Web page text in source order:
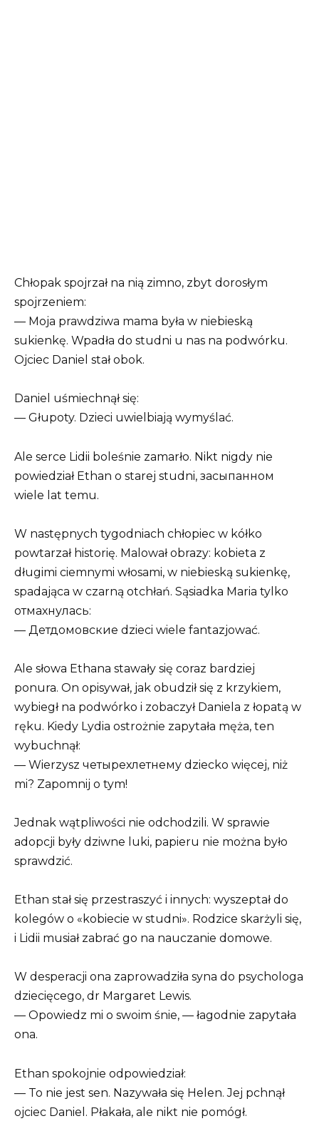
Chłopak spojrzał na nią zimno, zbyt dorosłym
spojrzeniem:
— Moja prawdziwa mama była w niebieską
sukienkę. Wpadła do studni u nas na podwórku.
Ojciec Daniel stał obok.
Daniel uśmiechnął się:
— Głupoty. Dzieci uwielbiają wymyślać.
Ale serce Lidii boleśnie zamarło. Nikt nigdy nie
powiedział Ethan o starej studni, засыпанном
wiele lat temu.
W następnych tygodniach chłopiec w kółko
powtarzał historię. Malował obrazy: kobieta z
długimi ciemnymi włosami, w niebieską sukienkę,
spadająca w czarną otchłań. Sąsiadka Maria tylko
отмахнулась:
— Детдомовские dzieci wiele fantazjować.
Ale słowa Ethana stawały się coraz bardziej
ponura. On opisywał, jak obudził się z krzykiem,
wybiegł na podwórko i zobaczył Daniela z łopatą w
ręku. Kiedy Lydia ostrożnie zapytała męża, ten
wybuchnął:
— Wierzysz четырехлетнему dziecko więcej, niż
mi? Zapomnij o tym!
Jednak wątpliwości nie odchodzili. W sprawie
adopcji były dziwne luki, papieru nie można było
sprawdzić.
Ethan stał się przestraszyć i innych: wyszeptał do
kolegów o «kobiecie w studni». Rodzice skarżyli się,
i Lidii musiał zabrać go na nauczanie domowe.
W desperacji ona zaprowadziła syna do psychologa
dziecięcego, dr Margaret Lewis.
— Opowiedz mi o swoim śnie, — łagodnie zapytała
ona.
Ethan spokojnie odpowiedział:
— To nie jest sen. Nazywała się Helen. Jej pchnął
ojciec Daniel. Płakała, ale nikt nie pomógł.